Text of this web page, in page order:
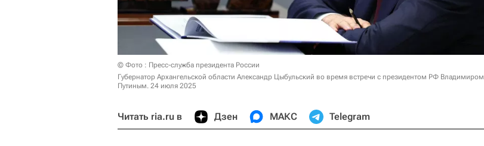
© Фото : Пресс-служба президента России
Губернатор Архангельской области Александр Цыбульский во время встречи с президентом РФ Владимиром
Путиным. 24 июля 2025
Читать ria.ru в Дзен МАКС Telegram